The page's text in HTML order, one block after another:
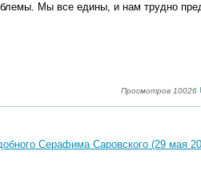
Мы все едины, и нам трудно
Просмотров 10026
Серафима Саровского (29 мая